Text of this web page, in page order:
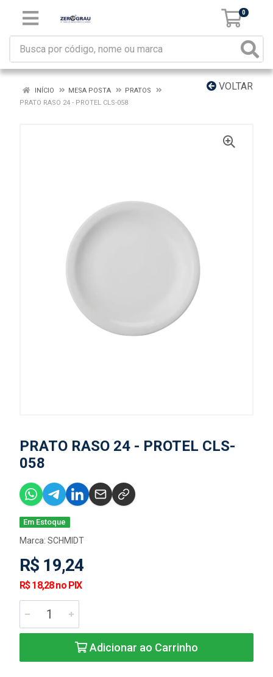
0
VOLTAR
INÍCIO MESA POSTA
PRATOS
PRATO RASO 24 - PROTEL CLS-058
PRATO RASO 24 - PROTEL CLS-
058
Em Estoque
Marca: SCHMIDT
R$ 19,24
R$ 18,28 no PIX
Adicionar ao Carrinho